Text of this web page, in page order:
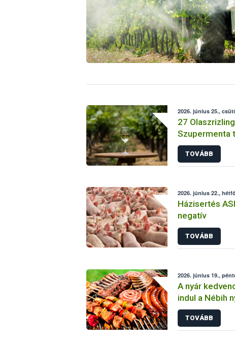
2026. június 25.,
27
Szupermenta
TOVÁBB
2026. június 22.,
Házisertés
negatív
TOVÁBB
2026. június 19.,
A nyár
indul a Nébih
ellenőrzése
TOVÁBB